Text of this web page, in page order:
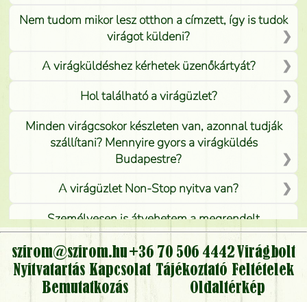
Nem tudom mikor lesz otthon a címzett, így is tudok
virágot küldeni?
A virágküldéshez kérhetek üzenőkártyát?
Hol található a virágüzlet?
Minden virágcsokor készleten van, azonnal tudják
szállítani? Mennyire gyors a virágküldés
Budapestre?
A virágüzlet Non-Stop nyitva van?
Személyesen is átvehetem a megrendelt
virágcsokrot, vagy csak virágküldéssel, kiszállítással
kérhető?
Vidékre is lehet rendelni?
szirom@szirom.hu +36 70 506 4442 Virágbolt
Nyitvatartás Kapcsolat Tájékoztató Feltételek
Bemutatkozás
Oldaltérkép